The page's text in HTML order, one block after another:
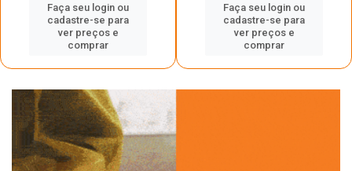
Faça seu login ou
cadastre-se para
ver preços e
comprar
Faça seu login ou
cadastre-se para
ver preços e
comprar